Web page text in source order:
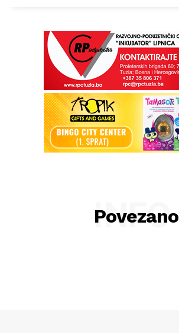
Kontakt
Impressum
Povezano
INFO